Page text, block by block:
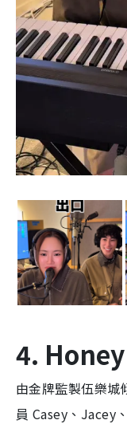
4.
由金牌監製伍樂城
員 Casey、Jacey